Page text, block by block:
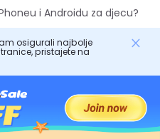
i Androidu za djecu?
Kids
Jednostavno
osigurali najbolje
pristajete na